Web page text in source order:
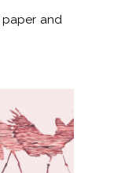
paper and